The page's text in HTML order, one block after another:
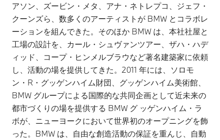
アソン、ズービン・メタ、アナ・ネトレプコ、ジェフ・
クーンズら、数多くのアーティストが BMW とコラボレ
ーションを組んできた。そのほか BMW は、本社社屋と
工場の設計を、カール・シュヴァンツアー、ザハ・ハデ
ィッド、コープ・ヒンメルブラウなど著名建築家に依頼
し、活動の場を提供してきた。2011 年には、ソロモ
ン・R・グッゲンハイム財団、グッゲンハイム美術館、
BMW グループによる国際的な共同企画として近未来の
都市づくりの場を提供する BMW グ ッゲンハイム・ラ
ボが、ニューヨークにおいて世界初のオープニングを飾
った。BMW は、自由な創造活動の保証を重んじ、自動